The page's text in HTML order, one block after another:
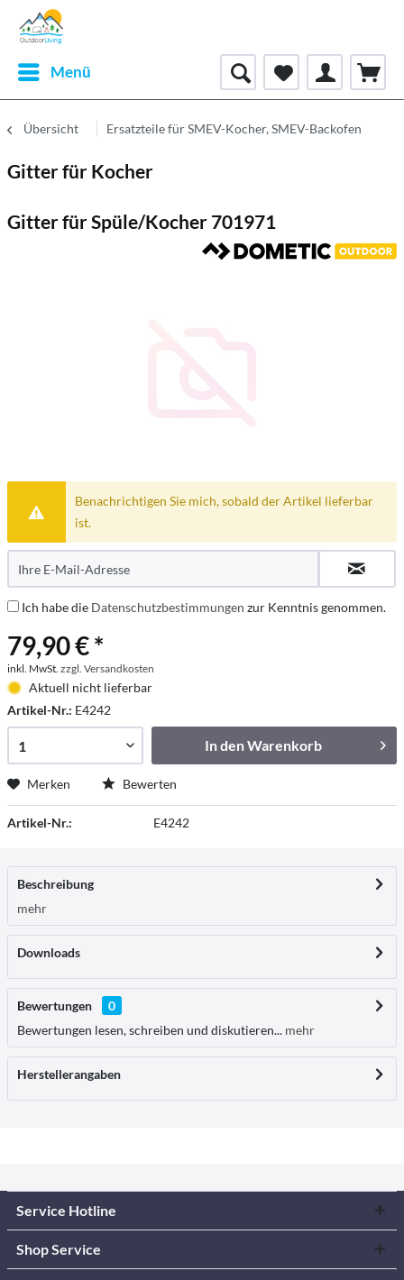
Menü
Übersicht Ersatzteile für SMEV-Kocher, SMEV-Backofen
Gitter für Kocher
Gitter für Spüle/Kocher 701971
Benachrichtigen Sie mich, sobald der Artikel lieferbar
ist.
Ich habe die Datenschutzbestimmungen zur Kenntnis genommen.
79,90 € *
inkl. MwSt. zzgl. Versandkosten
Aktuell nicht lieferbar
Artikel-Nr.: E4242
In denWarenkorb
Merken Bewerten
Artikel-Nr.: E4242
Beschreibung
mehr
Downloads
Bewertungen
0
Bewertungen lesen, schreiben und diskutieren... mehr
Herstellerangaben
Service Hotline
Shop Service